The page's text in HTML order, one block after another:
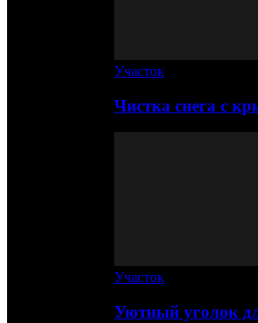
Участок
Чистка снега с
Участок
Уютный уголок